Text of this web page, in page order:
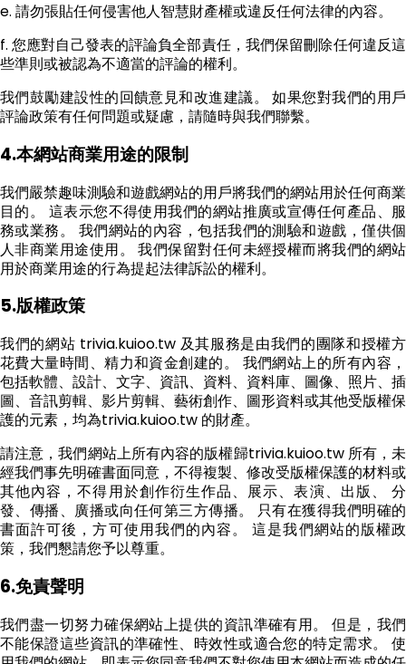
e. 請勿張貼任何侵害他人智慧財產權或違反任何法律的內容。
f. 您應對自己發表的評論負全部責任，我們保留刪除任何違反這
些準則或被認為不適當的評論的權利。
我們鼓勵建設性的回饋意見和改進建議。 如果您對我們的用戶
評論政策有任何問題或疑慮，請隨時與我們聯繫。
4.本網站商業用途的限制
我們嚴禁趣味測驗和遊戲網站的用戶將我們的網站用於任何商業
目的。 這表示您不得使用我們的網站推廣或宣傳任何產品、服
務或業務。 我們網站的內容，包括我們的測驗和遊戲，僅供個
人非商業用途使用。 我們保留對任何未經授權而將我們的網站
用於商業用途的行為提起法律訴訟的權利。
5.版權政策
我們的網站 trivia.kuioo.tw 及其服務是由我們的團隊和授權方
花費大量時間、精力和資金創建的。 我們網站上的所有內容，
包括軟體、設計、文字、資訊、資料、資料庫、圖像、照片、插
圖、音訊剪輯、影片剪輯、藝術創作、圖形資料或其他受版權保
護的元素，均為trivia.kuioo.tw 的財產。
請注意，我們網站上所有內容的版權歸trivia.kuioo.tw 所有，未
經我們事先明確書面同意，不得複製、修改受版權保護的材料或
其他內容，不得用於創作衍生作品、展示、表演、出版、 分
發、傳播、廣播或向任何第三方傳播。 只有在獲得我們明確的
書面許可後，方可使用我們的內容。 這是我們網站的版權政
策，我們懇請您予以尊重。
6.免責聲明
我們盡一切努力確保網站上提供的資訊準確有用。 但是，我們
不能保證這些資訊的準確性、時效性或適合您的特定需求。 使